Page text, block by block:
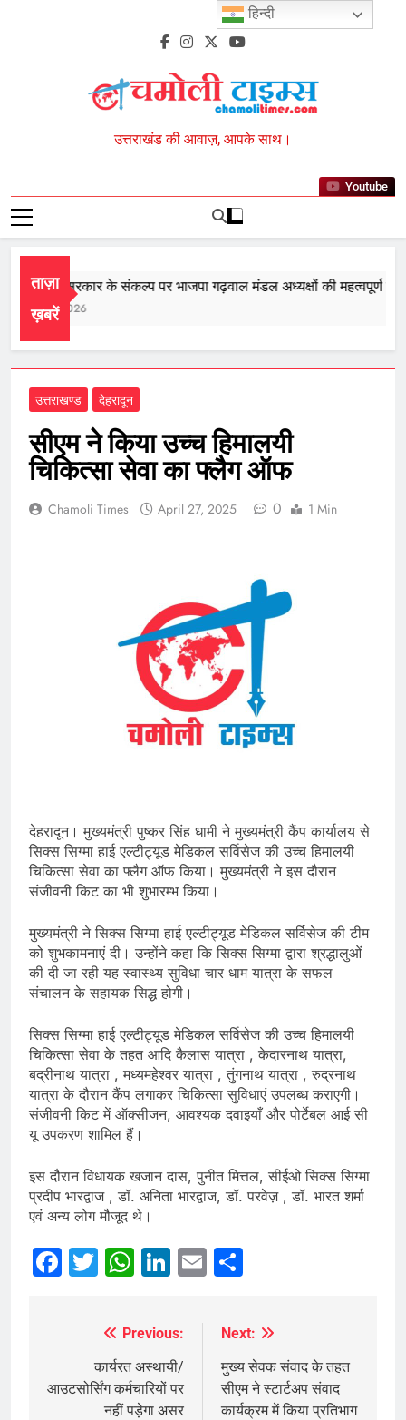
Chamoli Times
उत्तराखंड की आवाज़, आपके साथ।
Youtube
ताज़ा
ख़बरें
बार सरकार के संकल्प पर भाजपा गढ़वाल मंडल अध्यक्षों की महत्वपूर्ण बैठक
8, 2026
उत्तराखण्ड देहरादून
सीएम ने किया उच्च हिमालयी
चिकित्सा सेवा का फ्लैग ऑफ
Chamoli Times April 27, 2025 0 1 Min
देहरादून। मुख्यमंत्री पुष्कर सिंह धामी ने मुख्यमंत्री कैंप कार्यालय से
सिक्स सिग्मा हाई एल्टीट्यूड मेडिकल सर्विसेज की उच्च हिमालयी
चिकित्सा सेवा का फ्लैग ऑफ किया। मुख्यमंत्री ने इस दौरान
संजीवनी किट का भी शुभारम्भ किया।
मुख्यमंत्री ने सिक्स सिग्मा हाई एल्टीट्यूड मेडिकल सर्विसेज की टीम
को शुभकामनाएं दी। उन्होंने कहा कि सिक्स सिग्मा द्वारा श्रद्धालुओं
की दी जा रही यह स्वास्थ्य सुविधा चार धाम यात्रा के सफल
संचालन के सहायक सिद्ध होगी।
सिक्स सिग्मा हाई एल्टीट्यूड मेडिकल सर्विसेज की उच्च हिमालयी
चिकित्सा सेवा के तहत आदि कैलास यात्रा , केदारनाथ यात्रा,
बद्रीनाथ यात्रा , मध्यमहेश्वर यात्रा , तुंगनाथ यात्रा , रुद्रनाथ
यात्रा के दौरान कैंप लगाकर चिकित्सा सुविधाएं उपलब्ध कराएगी।
संजीवनी किट में ऑक्सीजन, आवश्यक दवाइयाँ और पोर्टेबल आई सी
यू उपकरण शामिल हैं।
इस दौरान विधायक खजान दास, पुनीत मित्तल, सीईओ सिक्स सिग्मा
प्रदीप भारद्वाज , डॉ. अनिता भारद्वाज, डॉ. परवेज़ , डॉ. भारत शर्मा
एवं अन्य लोग मौजूद थे।
Facebook
Twitter
WhatsApp
LinkedIn
Email
navigation
Previous:
कार्यरत अस्थायी/
आउटसोर्सिंग कर्मचारियों पर
नहीं पड़ेगा असर
Next:
मुख्य सेवक संवाद के तहत
सीएम ने स्टार्टअप संवाद
कार्यक्रम में किया प्रतिभाग
हिन्दी